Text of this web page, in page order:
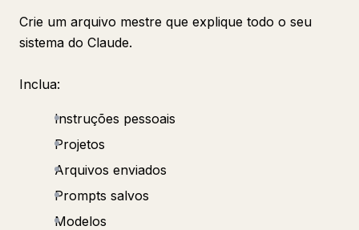
Crie um arquivo mestre que explique todo o seu
sistema do Claude.
Inclua:
Instruções pessoais
Projetos
Arquivos enviados
Prompts salvos
Modelos